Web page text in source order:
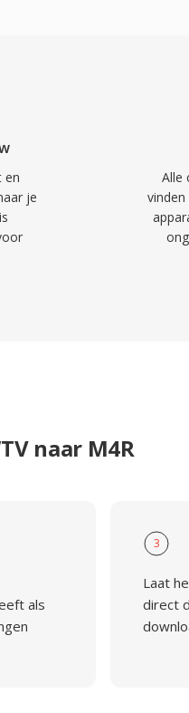
en
je
Alle
naar M4R
als
3
Laat
direct